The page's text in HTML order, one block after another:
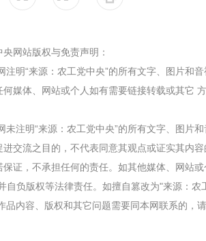
央网站版权与免责声明：
明“来源：农工党中央”的所有文字、图片和
何媒体、网站或个人如有需要链接转载或其它
注明“来源：农工党中央”的所有文字、图片
进交流之目的，不代表同意其观点或证实其内
保证，不承担任何的责任。如其他媒体、网站
自负版权等法律责任。如擅自篡改为"来源：农
品内容、版权和其它问题需要同本网联系的，